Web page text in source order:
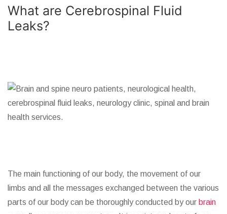
What are Cerebrospinal Fluid
Leaks?
The main functioning of our body, the movement of our
limbs and all the messages exchanged between the various
parts of our body can be thoroughly conducted by our brain